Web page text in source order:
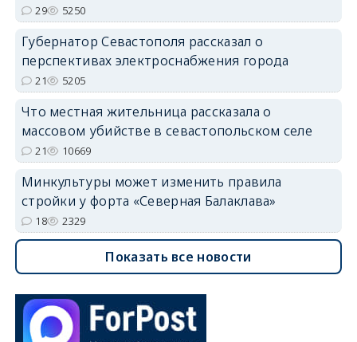
29 5250
Губернатор Севастополя рассказал о
перспективах электроснабжения города
21 5205
Что местная жительница рассказала о
массовом убийстве в севастопольском селе
21 10669
Минкультуры может изменить правила
стройки у форта «Северная Балаклава»
18 2329
Показать все новости